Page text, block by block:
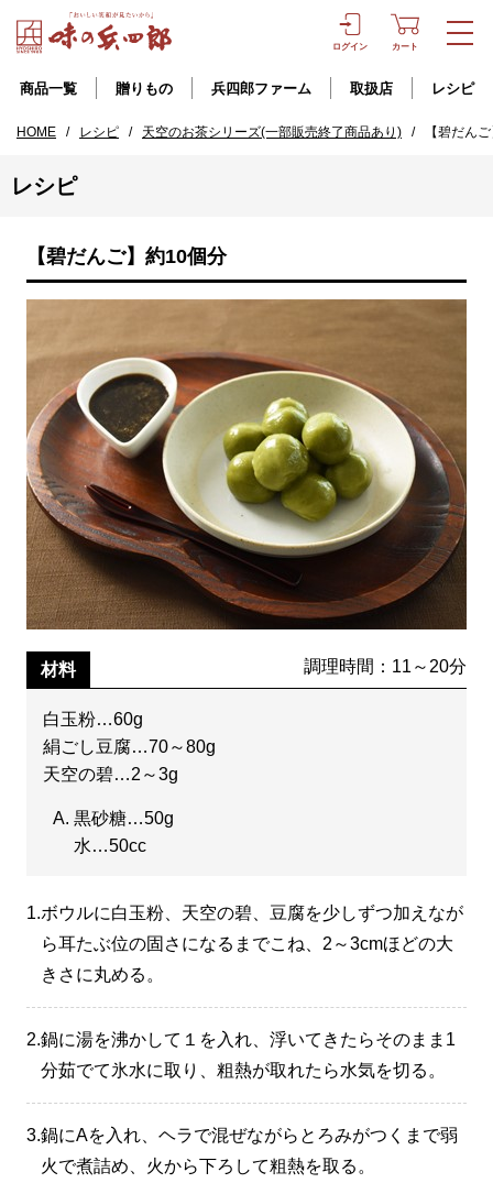
ログイン カート
商品一覧 贈りもの 兵四郎ファーム 取扱店 レシピ
HOME / レシピ / 天空のお茶シリーズ(一部販売終了商品あり) / 【碧だん
レシピ
【碧だんご】約10個分
材料 調理時間：11～20分
白玉粉…60g
絹ごし豆腐…70～80g
天空の碧…2～3g
黒砂糖…50g
水…50cc
1.ボウルに白玉粉、天空の碧、豆腐を少しずつ加えなが
ら耳たぶ位の固さになるまでこね、2～3cmほどの大
きさに丸める。
2.鍋に湯を沸かして１を入れ、浮いてきたらそのまま1
分茹でて氷水に取り、粗熱が取れたら水気を切る。
3.鍋にAを入れ、ヘラで混ぜながらとろみがつくまで弱
火で煮詰め、火から下ろして粗熱を取る。